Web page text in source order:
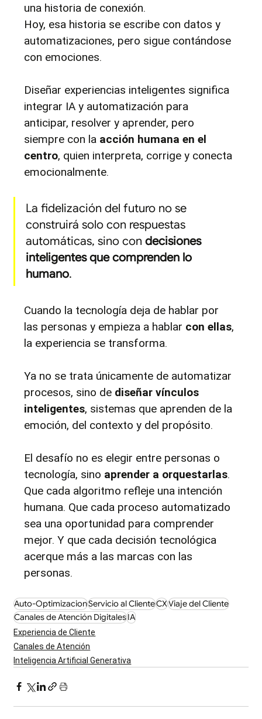
una historia de conexión.
Hoy, esa historia se escribe con datos y
automatizaciones, pero sigue contándose
con emociones.
Diseñar experiencias inteligentes significa
integrar IA y automatización para
anticipar, resolver y aprender, pero
siempre con la acción humana en el
centro, quien interpreta, corrige y conecta
emocionalmente.
La fidelización del futuro no se
construirá solo con respuestas
automáticas, sino con decisiones
inteligentes que comprenden lo
humano.
Cuando la tecnología deja de hablar por
las personas y empieza a hablar con ellas,
la experiencia se transforma.
Ya no se trata únicamente de automatizar
procesos, sino de diseñar vínculos
inteligentes, sistemas que aprenden de la
emoción, del contexto y del propósito.
El desafío no es elegir entre personas o
tecnología, sino aprender a orquestarlas.
Que cada algoritmo refleje una intención
humana. Que cada proceso automatizado
sea una oportunidad para comprender
mejor. Y que cada decisión tecnológica
acerque más a las marcas con las
personas.
Auto-OptimizacionServicio al ClienteCXViaje del Cliente
Canales de Atención DigitalesIA
Experiencia de Cliente
Canales de Atención
Inteligencia Artificial Generativa